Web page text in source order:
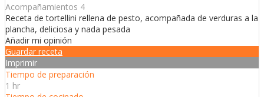
Acompañamientos 4
Receta de tortellini rellena de pesto, acompañada de verduras a la
plancha, deliciosa y nada pesada
Añadir mi opinión
Guardar receta
Imprimir
Tiempo de preparación
1 hr